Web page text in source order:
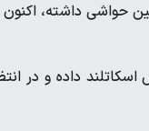
حواشی داشته، اکنون
داده و در